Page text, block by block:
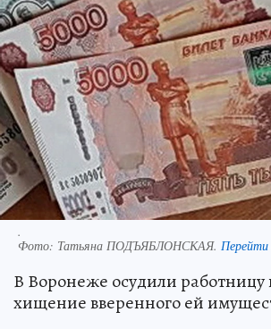
.
Фото: Татьяна ПОДЪЯБЛОНСКАЯ.
В Воронеже осудили работницу
хищение вверенного ей